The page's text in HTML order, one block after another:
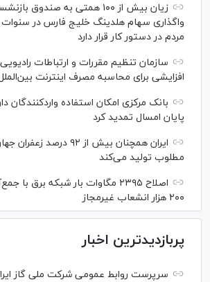
زیان بیش از ۱۰۰ همتی به
واگذاری سهام هلدینگ خلیج فارس در
مردم در دستور کار قرار دارد
سازمان تنظیم مقررات و ارتباطات
افزایشی برای محاسبه مصرف اینترنت
بانک مرکزی امکان استفاده واردکنندگان
پایان امسال تمدید کرد
ایران همچنان بیش از ۹۲
مطلوب تولید می‌کند
اصلاح ۲۳۹۵ مگاوات بار شبکه برق
۲۰۰ هزار انشعاب غیرمجاز
پربازدیدترین اخبار
سرپرست روابط عمومی شرکت ملی گاز